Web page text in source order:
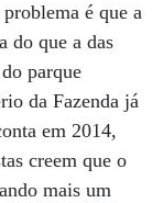
é que a
do que a das
parque
da Fazenda já
em 2014,
creem que o
mais um